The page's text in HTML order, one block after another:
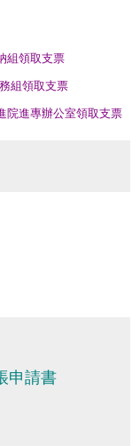
組領取支票
組領取支票
院進專辦公室領取支票
申請書